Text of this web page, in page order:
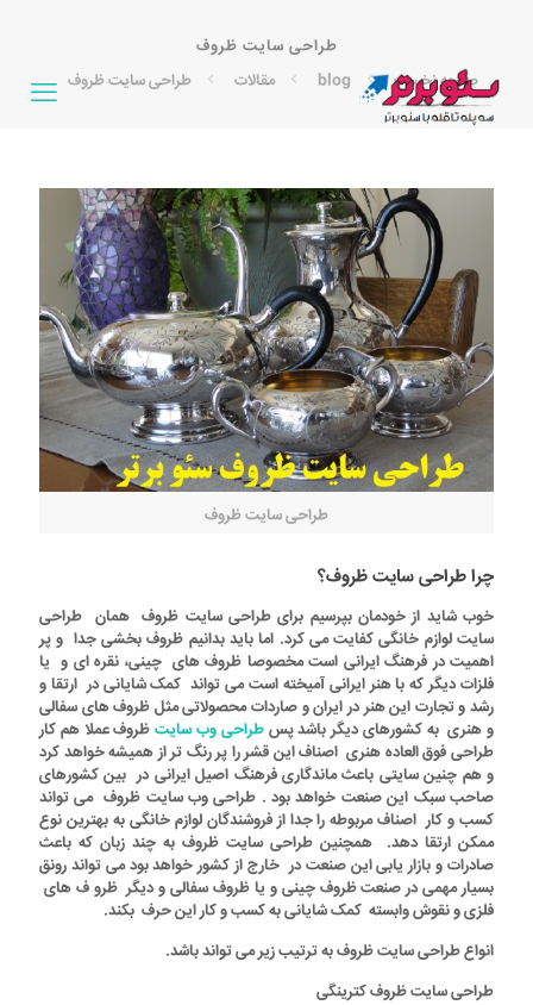
طراحی سایت ظروف
صفحه نخست
blog مقالات طراحی سایت ظروف
طراحی سایت ظروف
چرا طراحی سایت ظروف؟
خوب شاید از خودمان بپرسیم برای طراحی سایت ظروفهمان طراحی
سایت لوازم خانگی کفایت می کرد. اما باید بدانیم ظروف بخشی جدا و پر
اهمیت در فرهنگ ایرانی است مخصوصا ظروف های چینی، نقره ای و یا
فلزات دیگر که با هنر ایرانی آمیخته است می تواند کمک شایانی در ارتقا و
رشد و تجارت این هنر در ایران و صاردات محصولاتی مثل ظروف های سفالی
و هنری به کشورهای دیگر باشد پسطراحی وب سایتظروفعملا هم کار
طراحی فوق العاده هنری اصناف این قشر را پر رنگ تر از همیشه خواهد کرد
و هم چنین سایتی باعث ماندگاری فرهنگ اصیل ایرانی در بین کشورهای
صاحب سبک این صنعت خواهد بود . طراحی وب سایت ظروف می تواند
کسب و کار اصناف مربوطه را جدا از فروشندگان لوازم خانگی به بهترین نوع
ممکن ارتقا دهد. همچنین طراحی سایت ظروف به چند زبان که باعث
صادرات و بازار یابی این صنعت در خارج از کشور خواهد بود می تواند رونق
بسیار مهمی در صنعت ظروف چینی و یا ظروف سفالی و دیگر ظرو ف های
فلزی و نقوش وابسته کمک شایانی به کسب و کار این حرف بکند.
انواع طراحی سایت ظروف به ترتیب زیر می تواند باشد.
طراحی سایت ظروف کترینگی